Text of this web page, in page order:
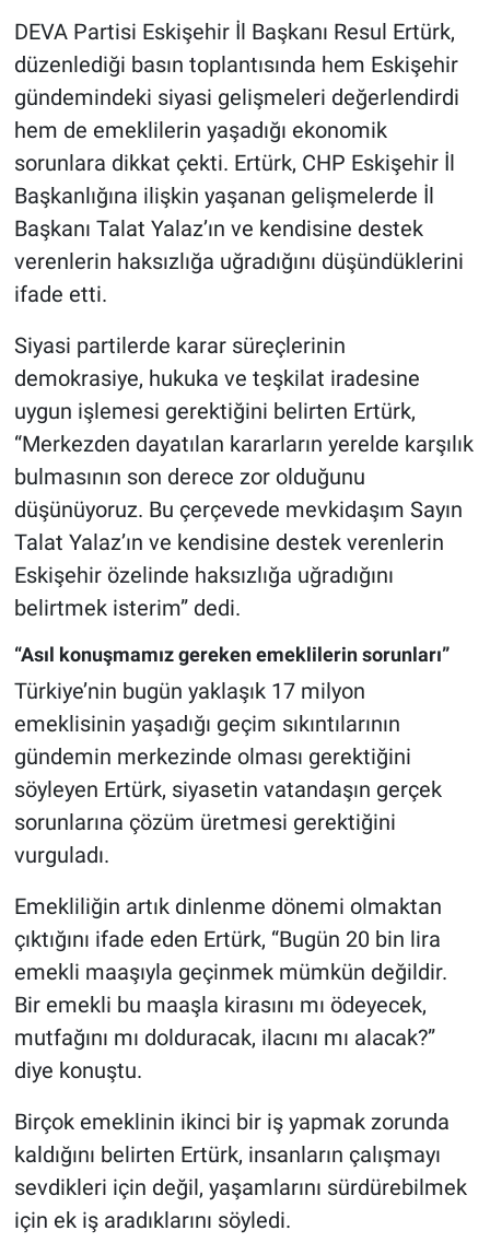
DEVA Partisi Eskişehir İl Başkanı Resul Ertürk,
düzenlediği basın toplantısında hem Eskişehir
gündemindeki siyasi gelişmeleri değerlendirdi
hem de emeklilerin yaşadığı ekonomik
sorunlara dikkat çekti. Ertürk, CHP Eskişehir İl
Başkanlığına ilişkin yaşanan gelişmelerde İl
Başkanı Talat Yalaz’ın ve kendisine destek
verenlerin haksızlığa uğradığını düşündüklerini
ifade etti.
Siyasi partilerde karar süreçlerinin
demokrasiye, hukuka ve teşkilat iradesine
uygun işlemesi gerektiğini belirten Ertürk,
“Merkezden dayatılan kararların yerelde karşılık
bulmasının son derece zor olduğunu
düşünüyoruz. Bu çerçevede mevkidaşım Sayın
Talat Yalaz’ın ve kendisine destek verenlerin
Eskişehir özelinde haksızlığa uğradığını
belirtmek isterim” dedi.
“Asıl konuşmamız gereken emeklilerin sorunları”
Türkiye’nin bugün yaklaşık 17 milyon
emeklisinin yaşadığı geçim sıkıntılarının
gündemin merkezinde olması gerektiğini
söyleyen Ertürk, siyasetin vatandaşın gerçek
sorunlarına çözüm üretmesi gerektiğini
vurguladı.
Emekliliğin artık dinlenme dönemi olmaktan
çıktığını ifade eden Ertürk, “Bugün 20 bin lira
emekli maaşıyla geçinmek mümkün değildir.
Bir emekli bu maaşla kirasını mı ödeyecek,
mutfağını mı dolduracak, ilacını mı alacak?”
diye konuştu.
Birçok emeklinin ikinci bir iş yapmak zorunda
kaldığını belirten Ertürk, insanların çalışmayı
sevdikleri için değil, yaşamlarını sürdürebilmek
için ek iş aradıklarını söyledi.
Bilim ve Teknoloji